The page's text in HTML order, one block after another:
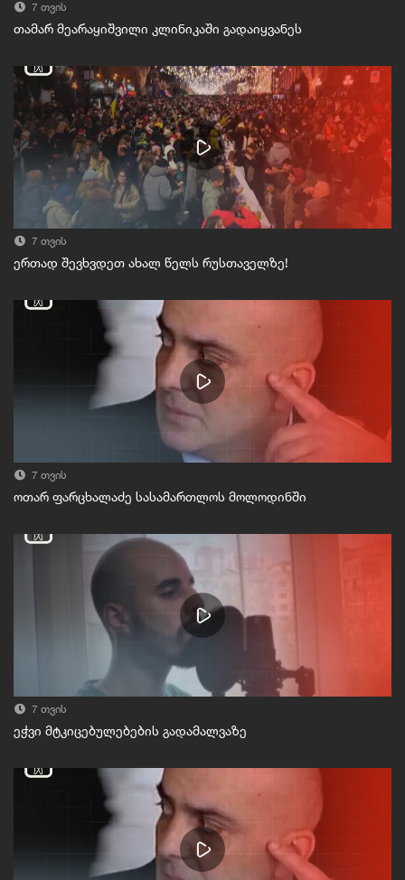
7 თვის
თამარ მეარაყიშვილი კლინიკაში გადაიყვანეს
7 თვის
ერთად შევხვდეთ ახალ წელს რუსთაველზე!
7 თვის
ოთარ ფარცხალაძე სასამართლოს მოლოდინში
7 თვის
ეჭვი მტკიცებულებების გადამალვაზე